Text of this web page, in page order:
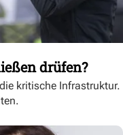
drüfen?
kritische Infrastruktur.